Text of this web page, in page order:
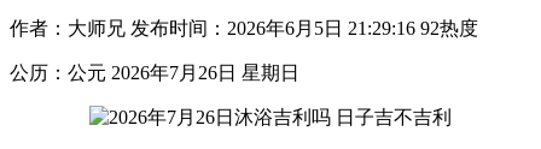
作者：大师兄 发布时间：2026年6月5日 21:29:16 92热度
公历：公元 2026年7月26日 星期日